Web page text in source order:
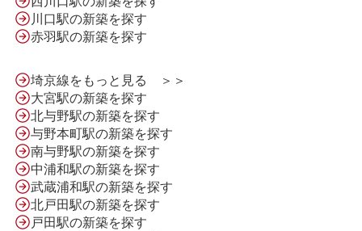
LINE問合せ
メール問合せ
会社案内
川口駅の新築を探す
赤羽駅の新築を探す
埼京線をもっと見る ＞＞
大宮駅の新築を探す
北与野駅の新築を探す
与野本町駅の新築を探す
南与野駅の新築を探す
中浦和駅の新築を探す
武蔵浦和駅の新築を探す
北戸田駅の新築を探す
戸田駅の新築を探す